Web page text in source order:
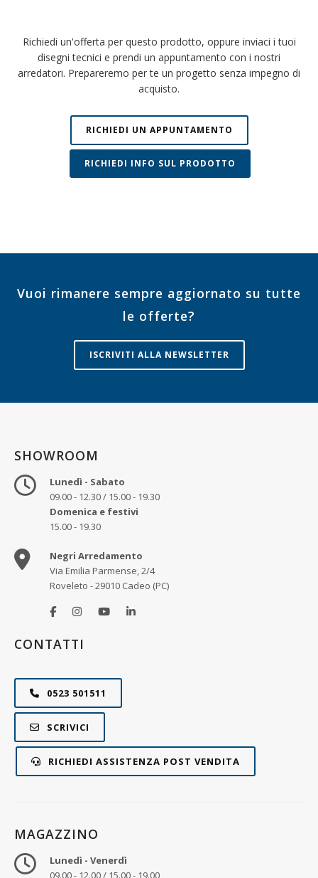
Richiedi un'offerta per questo prodotto, oppure inviaci i tuoi
disegni tecnici e prendi un appuntamento con i nostri
arredatori. Prepareremo per te un progetto senza impegno di
acquisto.
RICHIEDI UN APPUNTAMENTO
RICHIEDI INFO SUL PRODOTTO
Vuoi rimanere sempre aggiornato su tutte
le offerte?
ISCRIVITI ALLA NEWSLETTER
SHOWROOM
Lunedì - Sabato
09.00 - 12.30 / 15.00 - 19.30
Domenica e festivi
15.00 - 19.30
Negri Arredamento
Via Emilia Parmense, 2/4
Roveleto - 29010 Cadeo (PC)
CONTATTI
0523 501511
SCRIVICI
RICHIEDI ASSISTENZA POST VENDITA
MAGAZZINO
Lunedì - Venerdì
09.00 - 12.00 / 15.00 - 19.00